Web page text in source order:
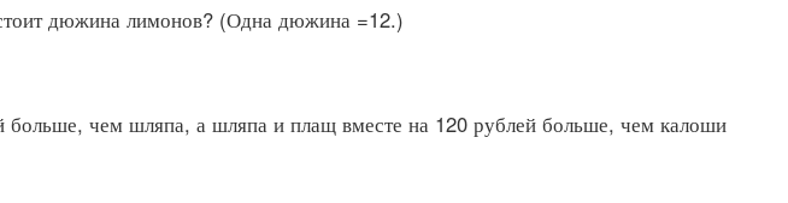
дюжина лимонов? (Одна дюжина =12.)
чем шляпа, а шляпа и плащ вместе на 120 рублей больше, чем калоши